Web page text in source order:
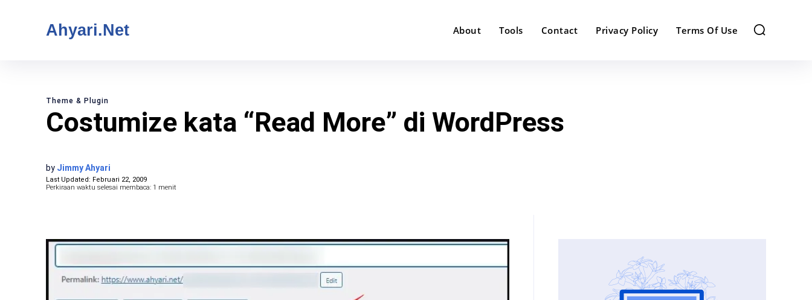
Ahyari.Net About Tools Contact Privacy Policy Terms Of Use
Theme & Plugin
Costumize kata “Read More” di WordPress
by Jimmy Ahyari
Last Updated: Februari 22, 2009
Perkiraan waktu selesai membaca: 1 menit